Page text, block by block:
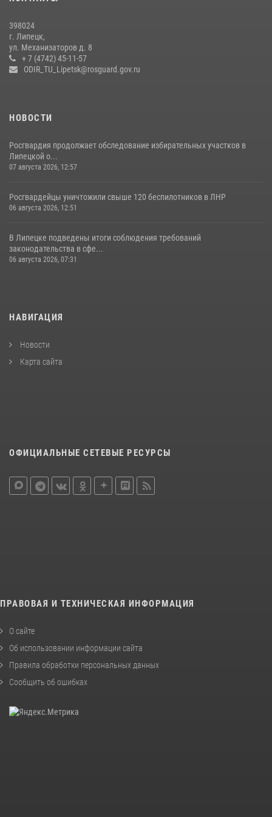
Липецке
17 июля 2026, 12:26 5
398024
г. Липецк,
ул. Механизаторов д. 8
+ 7 (4742) 45-11-57
ODIR_TU_Lipetsk@rosguard.gov.ru
НОВОСТИ
Росгвардия продолжает обследование избирательных участков в
Липецкой о...
07 августа 2026, 12:57
Росгвардейцы уничтожили свыше 120 беспилотников в ЛНР
06 августа 2026, 12:51
В Липецке подведены итоги соблюдения требований
законодательства в сфе...
06 августа 2026, 07:31
НАВИГАЦИЯ
Новости
Карта сайта
ОФИЦИАЛЬНЫЕ СЕТЕВЫЕ РЕСУРСЫ
ПРАВОВАЯ И ТЕХНИЧЕСКАЯ ИНФОРМАЦИЯ
О сайте
Об использовании информации сайта
Правила обработки персональных данных
Сообщить об ошибках